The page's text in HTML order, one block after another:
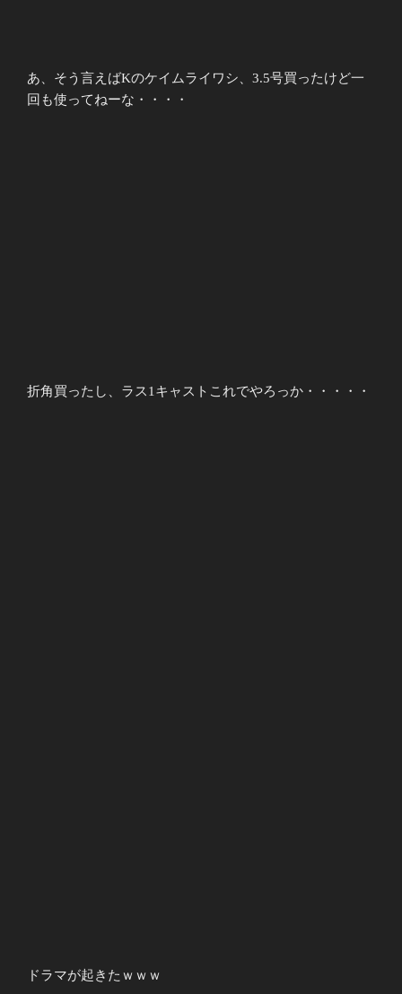
あ、そう言えばKのケイムライワシ、3.5号買ったけど一
回も使ってねーな・・・・
折角買ったし、ラス1キャストこれでやろっか・・・・・
ドラマが起きたｗｗｗ